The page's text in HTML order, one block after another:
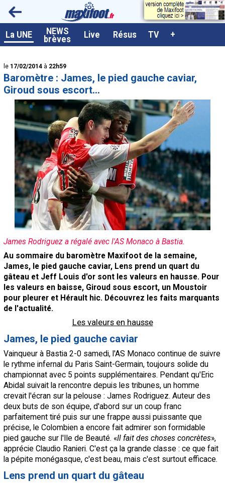
La UNE NEWS
brèves Live Résus TV +
<
le 17/02/2014 à 22h59
Baromètre : James, le pied gauche caviar,
Giroud sous escort...
James Rodriguez a régalé avec l'AS Monaco à Bastia.
Au sommaire du baromètre Maxifoot de la semaine,
James, le pied gauche caviar, Lens prend un quart du
gâteau et Jeff Louis d'or sont les valeurs en hausse. Pour
les valeurs en baisse, Giroud sous escort, un Moustoir
pour pleurer et Hérault hic. Découvrez les faits marquants
de l'actualité.
Les valeurs en hausse
James, le pied gauche caviar
Vainqueur à Bastia 2-0 samedi, l'AS Monaco continue de suivre
le rythme infernal du Paris Saint-Germain, toujours solide du
championnat avec 5 points supplémentaires. Pendant qu'Eric
Abidal suivait la rencontre depuis les tribunes, un homme
crevait l'écran sur la pelouse : James Rodriguez. Auteur des
deux buts de son équipe, d'abord sur un coup franc
parfaitement tiré puis sur une frappe aussi puissante que
précise, le Colombien a encore fait admirer son formidable
pied gauche sur l'Ile de Beauté. «Il fait des choses concrètes»,
apprécie Claudio Ranieri. C'est ça la grande classe : ce que fait
la pépite monégasque, c'est beau, mais c'est surtout efficace.
Lens prend un quart du gâteau
A la UNE
Live / Matchs en direct
Résultats et Classements
Class. buteurs européens
Programme TV foot
Vidéos
Sondages
Tableau transferts L1
Taille de la police
Paramètrages / Options
Contact / Signaler un bug
Recrutement Maxifoot
Mentions légales
site web Maxifoot.fr